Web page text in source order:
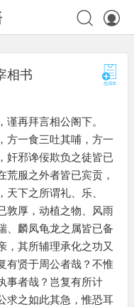


相书
再拜言相公阁下。
方一食三吐其哺，方一
奸邪谗佞欺负之徒皆已
服之外者皆已宾贡，
下之所谓礼、乐、
敦厚，动植之物、风雨
、麟凤龟龙之属皆已备
，其所辅理承化之功又
有贤于周公者哉？不惟
事者哉？岂复有所计
求之如此其急，惟恐耳